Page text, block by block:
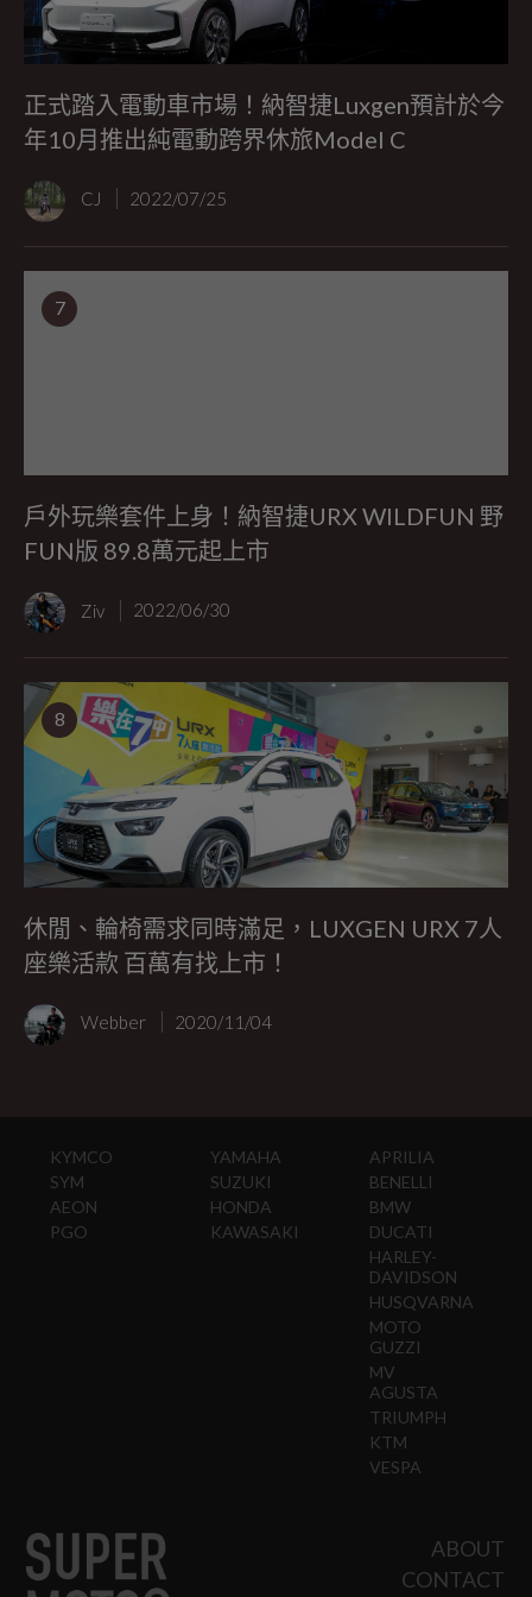
正式踏入電動車市場！納智捷Luxgen預計於今
年10月推出純電動跨界休旅Model C
CJ 2022/07/25
7
戶外玩樂套件上身！納智捷URX WILDFUN 野
FUN版 89.8萬元起上市
Ziv 2022/06/30
8
休閒、輪椅需求同時滿足，LUXGEN URX 7人
座樂活款 百萬有找上市！
Webber 2020/11/04
KYMCO
SYM
AEON
PGO
YAMAHA
SUZUKI
HONDA
KAWASAKI
APRILIA
BENELLI
BMW
DUCATI
HARLEY-
DAVIDSON
HUSQVARNA
MOTO
GUZZI
MV
AGUSTA
TRIUMPH
KTM
VESPA
ABOUT
CONTACT